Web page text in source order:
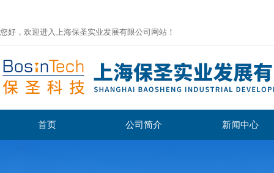
您好，欢迎进入上海保圣实业发展有限公司网站！
首页 公司简介 新闻中心